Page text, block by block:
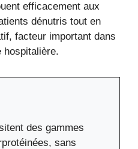
efficacement aux
dénutris tout en
facteur important dans
hospitalière.
des gammes
sans